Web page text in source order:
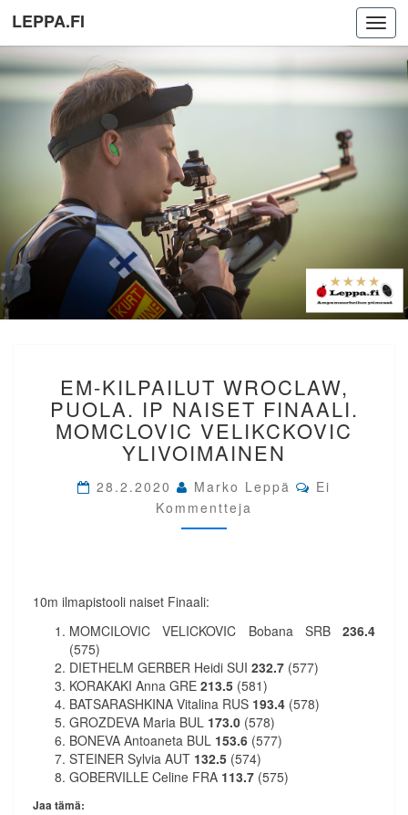
LEPPA.FI
KILPAILUT
WROCLAW,
PUOLA.
IP
NAISET
MOMCLOVIC
VELIKCKOVIC
YLIVOIMAINEN
EM-KILPAILUT WROCLAW,
PUOLA. IP NAISET FINAALI.
MOMCLOVIC VELIKCKOVIC
YLIVOIMAINEN
28.2.2020 Marko Leppä Comments
Ei
Kommentteja
10m ilmapistooli naiset Finaali:
MOMCILOVIC VELICKOVIC Bobana SRB 236.4
(575)
DIETHELM GERBER Heidi SUI 232.7 (577)
KORAKAKI Anna GRE 213.5 (581)
BATSARASHKINA Vitalina RUS 193.4 (578)
GROZDEVA Maria BUL 173.0 (578)
BONEVA Antoaneta BUL 153.6 (577)
STEINER Sylvia AUT 132.5 (574)
GOBERVILLE Celine FRA 113.7 (575)
Jaa tämä: